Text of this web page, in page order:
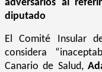
adversarios al
diputado
El Comité Insular
considera
Canario de Salud,